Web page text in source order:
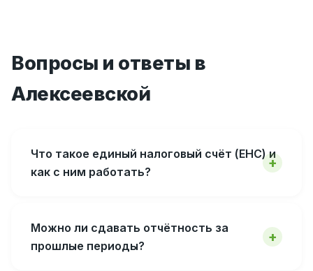
Вопросы и ответы в
Алексеевской
Что такое единый налоговый счёт (ЕНС) и
как с ним работать?
Можно ли сдавать отчётность за
прошлые периоды?